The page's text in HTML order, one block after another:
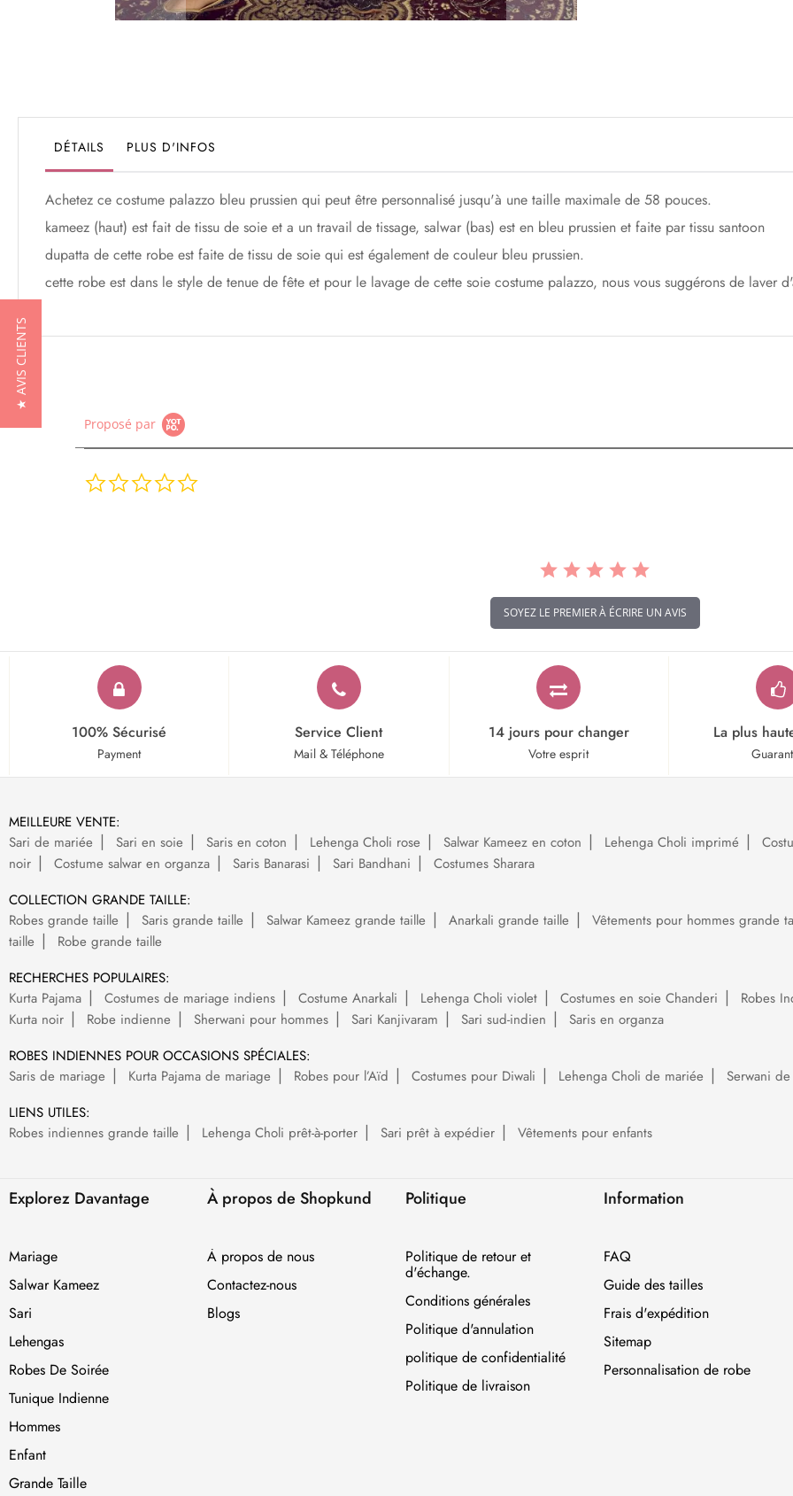
la
Galerie
d’images
DÉTAILS PLUS D'INFOS
Achetez ce costume palazzo bleu prussien qui peut être personnalisé jusqu'à une taille maximale de 58 pouces.
kameez (haut) est fait de tissu de soie et a un travail de tissage, salwar (bas) est en bleu prussien et faite par tissu santoon
dupatta de cette robe est faite de tissu de soie qui est également de couleur bleu prussien.
cette robe est dans le style de tenue de fête et pour le lavage de cette soie costume palazzo, nous vous suggérons de laver
Proposé par
SOYEZ LE PREMIER À ÉCRIRE UN AVIS
100% Sécurisé
Payment
Service Client
Mail & Téléphone
14 jours pour changer
Votre esprit
La plus
MEILLEURE VENTE:
Sari de mariée
Sari en soie Saris en coton Lehenga Choli rose Salwar Kameez en coton Lehenga Choli imprimé
noir
Costume salwar en organza Saris Banarasi Sari Bandhani
Costumes Sharara
COLLECTION GRANDE TAILLE:
Robes grande taille
Saris grande taille Salwar Kameez grande taille Anarkali grande taille Vêtements pour hommes grande
taille
Robe grande taille
RECHERCHES POPULAIRES:
Kurta Pajama
Costumes de mariage indiens Costume Anarkali Lehenga Choli violet Costumes en soie Chanderi Robes
Kurta noir
Robe indienne Sherwani pour hommes Sari Kanjivaram Sari sud-indien
Saris en organza
ROBES INDIENNES POUR OCCASIONS SPÉCIALES:
Saris de mariage
Kurta Pajama de mariage Robes pour l’Aïd Costumes pour Diwali Lehenga Choli de mariée
Serwani
LIENS UTILES:
Robes indiennes grande taille
Lehenga Choli prêt-à-porter Sari prêt à expédier Vêtements pour enfants
Explorez Davantage
Mariage
Salwar Kameez
Sari
Lehengas
Robes De Soirée
Tunique Indienne
Hommes
Enfant
Grande Taille
À propos de Shopkund
À propos de nous
Contactez-nous
Blogs
Politique
Politique de retour et
d'échange.
Conditions générales
Politique d'annulation
politique de confidentialité
Politique de livraison
Information
FAQ
Guide des tailles
Frais d'expédition
Sitemap
Personnalisation de robe
★ AVIS CLIENTS